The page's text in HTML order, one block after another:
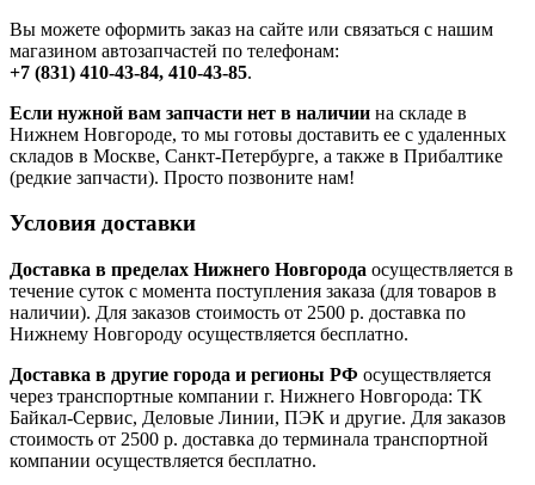
Вы можете оформить заказ на сайте или связаться с нашим
магазином автозапчастей по телефонам:
+7 (831) 410-43-84, 410-43-85.
Если нужной вам запчасти нет в наличии на складе в
Нижнем Новгороде, то мы готовы доставить ее с удаленных
складов в Москве, Санкт-Петербурге, а также в Прибалтике
(редкие запчасти). Просто позвоните нам!
Условия доставки
Доставка в пределах Нижнего Новгорода осуществляется в
течение суток с момента поступления заказа (для товаров в
наличии). Для заказов стоимость от 2500 р. доставка по
Нижнему Новгороду осуществляется бесплатно.
Доставка в другие города и регионы РФ осуществляется
через транспортные компании г. Нижнего Новгорода: ТК
Байкал-Сервис, Деловые Линии, ПЭК и другие. Для заказов
стоимость от 2500 р. доставка до терминала транспортной
компании осуществляется бесплатно.